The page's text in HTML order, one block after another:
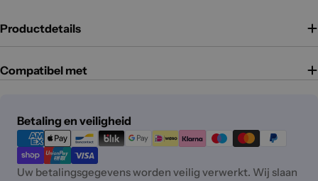
Productdetails
Compatibel met
Betaling en veiligheid
Betaalmethoden
Uw betalingsgegevens worden veilig verwerkt. Wij slaan